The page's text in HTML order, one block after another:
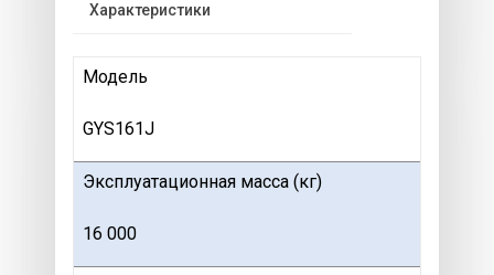
Характеристики
Модель
GYS161J
Эксплуатационная масса (кг)
16 000